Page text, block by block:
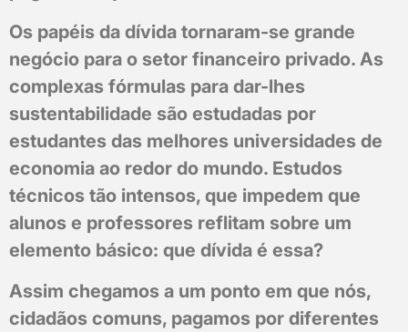
Os papéis da dívida tornaram-se grande
negócio para o setor financeiro privado. As
complexas fórmulas para dar-lhes
sustentabilidade são estudadas por
estudantes das melhores universidades de
economia ao redor do mundo. Estudos
técnicos tão intensos, que impedem que
alunos e professores reflitam sobre um
elemento básico: que dívida é essa?
Assim chegamos a um ponto em que nós,
cidadãos comuns, pagamos por diferentes